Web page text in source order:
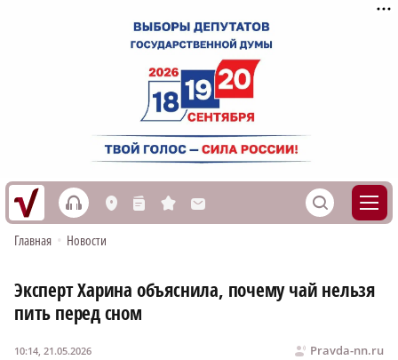
h L n s M S
Главная • Новости
Эксперт Харина объяснила, почему чай нельзя
пить перед сном
Pravda-nn.ru
10:14, 21.05.2026